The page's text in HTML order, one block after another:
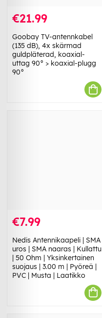
€21.99
Goobay TV-antennkabel
(135 dB), 4x skärmad
guldpläterad, koaxial-
uttag 90° > koaxial-plugg
90°
€7.99
Nedis Antennikaapeli | SMA
uros | SMA naaras | Kullattu
| 50 Ohm | Yksinkertainen
suojaus | 3.00 m | Pyöreä |
PVC | Musta | Laatikko